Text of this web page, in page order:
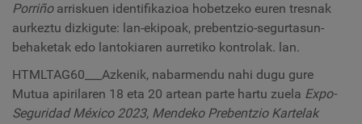
Porriñoarriskuen identifikazioa hobetzeko euren tresnak
aurkeztu dizkigute: lan-ekipoak, prebentzio-segurtasun-
behaketak edo lantokiaren aurretiko kontrolak. lan.
HTMLTAG60___Azkenik, nabarmendu nahi dugu gure
Mutua apirilaren 18 eta 20 artean parte hartu zuela Expo-
Seguridad México 2023, Mendeko Prebentzio Kartelak